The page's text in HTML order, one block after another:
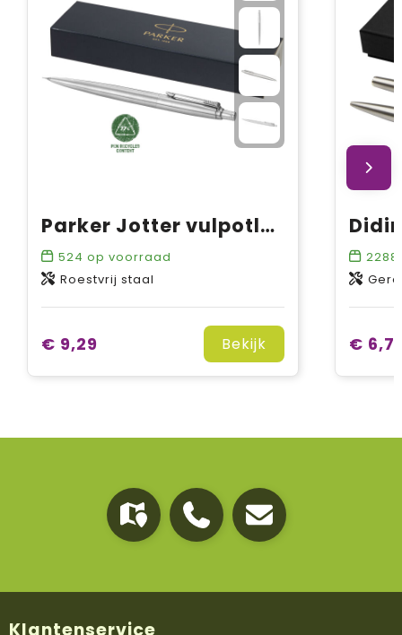
Parker Jotter vulpotlood met gum (zwarte inkt)
524 op voorraad
Roestvrij staal
€ 9,29 Bekijk
2288
€